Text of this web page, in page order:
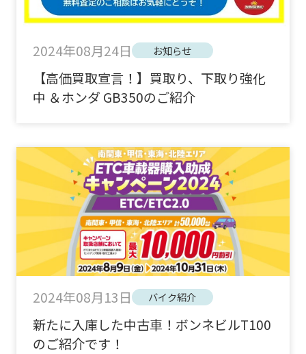
2024年08月24日 お知らせ
【高価買取宣言！】買取り、下取り強化
中 ＆ホンダ GB350のご紹介
2024年08月13日 バイク紹介
新たに入庫した中古車！ボンネビルT100
のご紹介です！